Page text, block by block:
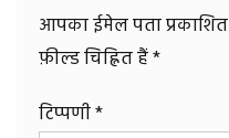
आपका ईमेल पता प्रकाशित
फ़ील्ड चिह्नित हैं*
टिप्पणी*